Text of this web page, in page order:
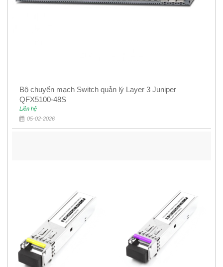
Bộ chuyển mạch Switch quản lý Layer 3 Juniper
QFX5100-48S
Liên hệ
05-02-2026